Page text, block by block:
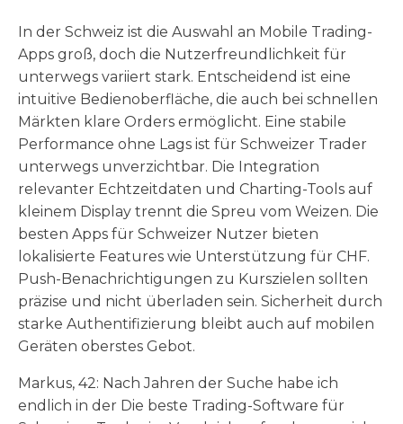
In der Schweiz ist die Auswahl an Mobile Trading-
Apps groß, doch die Nutzerfreundlichkeit für
unterwegs variiert stark. Entscheidend ist eine
intuitive Bedienoberfläche, die auch bei schnellen
Märkten klare Orders ermöglicht. Eine stabile
Performance ohne Lags ist für Schweizer Trader
unterwegs unverzichtbar. Die Integration
relevanter Echtzeitdaten und Charting-Tools auf
kleinem Display trennt die Spreu vom Weizen. Die
besten Apps für Schweizer Nutzer bieten
lokalisierte Features wie Unterstützung für CHF.
Push-Benachrichtigungen zu Kurszielen sollten
präzise und nicht überladen sein. Sicherheit durch
starke Authentifizierung bleibt auch auf mobilen
Geräten oberstes Gebot.
Markus, 42: Nach Jahren der Suche habe ich
endlich in der Die beste Trading-Software für